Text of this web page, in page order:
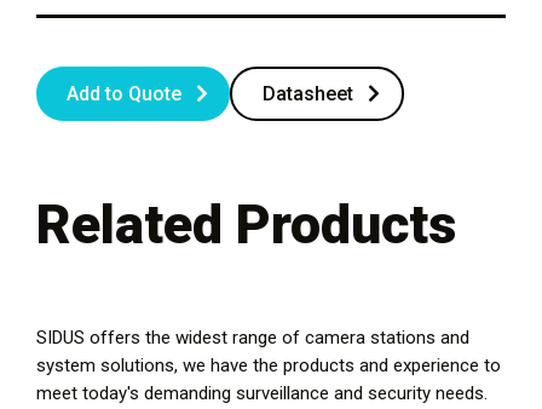
Add to Quote Datasheet
Related Products
SIDUS offers the widest range of camera stations and
system solutions, we have the products and experience to
meet today's demanding surveillance and security needs.